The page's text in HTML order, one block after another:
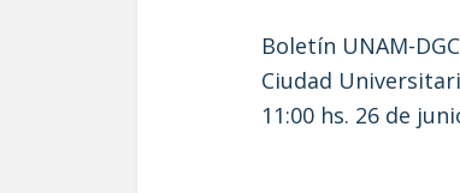
Boletín UNAM-
Ciudad
11:00 hs. 26 de